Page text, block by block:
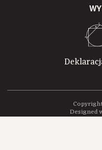
Designed